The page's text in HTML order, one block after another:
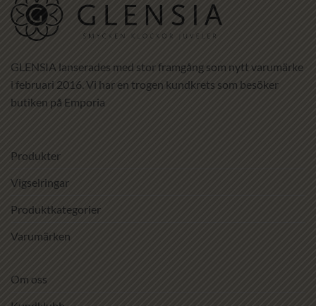
GLENSIA lanserades med stor framgång som nytt varumärke
i februari 2016. Vi har en trogen kundkrets som besöker
butiken på Emporia
Produkter
Vigselringar
Produktkategorier
Varumärken
Om oss